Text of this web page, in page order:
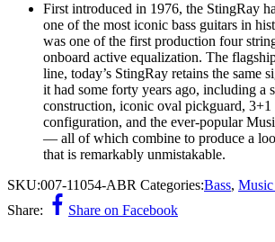
First introduced in 1976, the StingRay
one of the most iconic bass guitars in
was one of the first production four
onboard active equalization. The
line, today’s StingRay retains the same
it had some forty years ago, including a
construction, iconic oval pickguard,
configuration, and the ever-popular
— all of which combine to produce a
that is remarkably unmistakable.
SKU:007-11054-ABR Categories:Bass,
Share:
Share on Facebook